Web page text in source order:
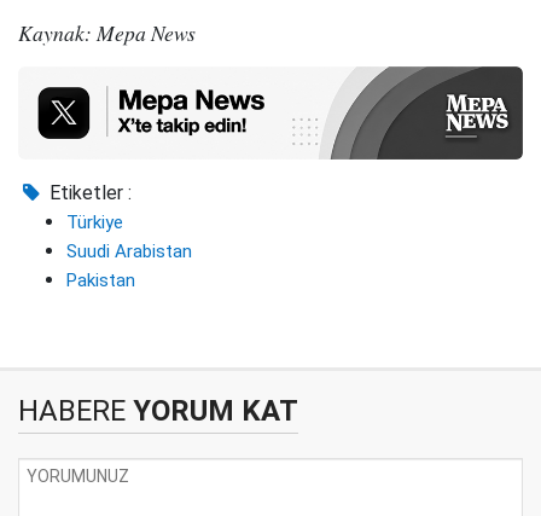
Kaynak: Mepa News
Etiketler :
Türkiye
Suudi Arabistan
Pakistan
HABERE YORUM KAT